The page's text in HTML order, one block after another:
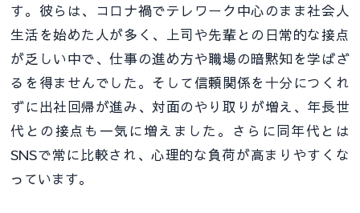
す。彼らは、コロナ禍でテレワーク中心のまま社会人
生活を始めた人が多く、上司や先輩との日常的な接点
が乏しい中で、仕事の進め方や職場の暗黙知を学ばざ
るを得ませんでした。そして信頼関係を十分につくれ
ずに出社回帰が進み、対面のやり取りが増え、年長世
代との接点も一気に増えました。さらに同年代とは
SNSで常に比較され、心理的な負荷が高まりやすくな
っています。